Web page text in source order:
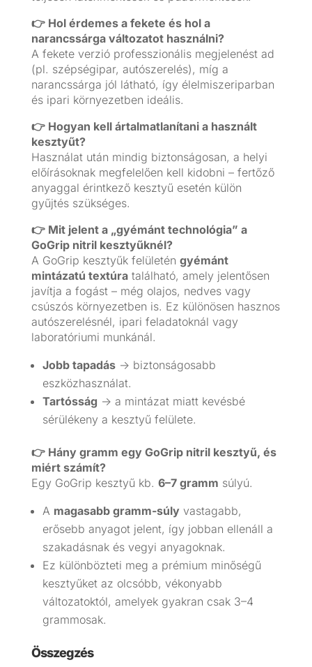
👉 Hol érdemes a fekete és hol a
narancssárga változatot használni?
A fekete verzió professzionális megjelenést ad
(pl. szépségipar, autószerelés), míg a
narancssárga jól látható, így élelmiszeriparban
és ipari környezetben ideális.
👉 Hogyan kell ártalmatlanítani a használt
kesztyűt?
Használat után mindig biztonságosan, a helyi
előírásoknak megfelelően kell kidobni – fertőző
anyaggal érintkező kesztyű esetén külön
gyűjtés szükséges.
👉 Mit jelent a „gyémánt technológia” a
GoGrip nitril kesztyűknél?
A GoGrip kesztyűk felületén gyémánt
mintázatú textúratalálható, amely jelentősen
javítja a fogást – még olajos, nedves vagy
csúszós környezetben is. Ez különösen hasznos
autószerelésnél, ipari feladatoknál vagy
laboratóriumi munkánál.
Jobb tapadás→ biztonságosabb
eszközhasználat.
Tartósság → a mintázat miatt kevésbé
sérülékeny a kesztyű felülete.
👉 Hány gramm egy GoGrip nitril kesztyű, és
miért számít?
Egy GoGrip kesztyű kb. 6–7 gramm súlyú.
A magasabb gramm-súlyvastagabb,
erősebb anyagot jelent, így jobban ellenáll a
szakadásnak és vegyi anyagoknak.
Ez különbözteti meg a prémium minőségű
kesztyűket az olcsóbb, vékonyabb
változatoktól, amelyek gyakran csak 3–4
grammosak.
Összegzés